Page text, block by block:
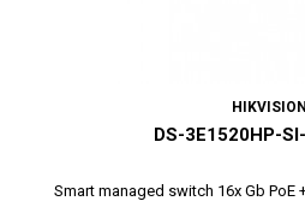
HIKVISION
DS-3E1520HP-
Smart managed switch 16x Gb PoE